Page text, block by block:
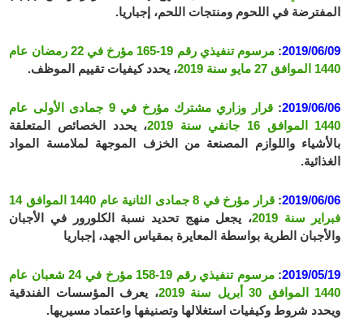
المفترضة في اللحوم ومنتجات اللحم، إجباريا.
2019/06/09
:
مرسوم تنفيذي رقم 19-165 مؤرخ في 22 رمضان عام
1440 الموافق 27 مايو سنة 2019
، يحدد كيفيات تقييم الموظف.
2019/06/06
:
قرار وزاري مشترك مؤرخ في 9 جمادى الأولى عام
1440 الموافق 16 جانفي سنة 2019
، يحدد الخصائص المتعلقة
بالأشياء واللوازم المصنعة من الخزف الموجهة لملامسة المواد
الغذائية.
2019/06/06
:
قرار مؤرخ في 8 جمادى الثانية عام 1440 الموافق 14
فبراير سنة 2019
، يجعل منهج تحديد نسبة الكلورور في الأجبان
والأجبان الطرية بواسطة المعايرة بمقياس الجهد، إجباريا
2019/05/19
:
مرسوم تنفيذي رقم 19-158 مؤرخ في 24 شعبان عام
1440 الموافق 30 أبريل سنة 2019
، يعرف المؤسسات الفندقية
ويحدد شروط وكيفيات استغلالها وتصنيفها واعتماد مسيريها.